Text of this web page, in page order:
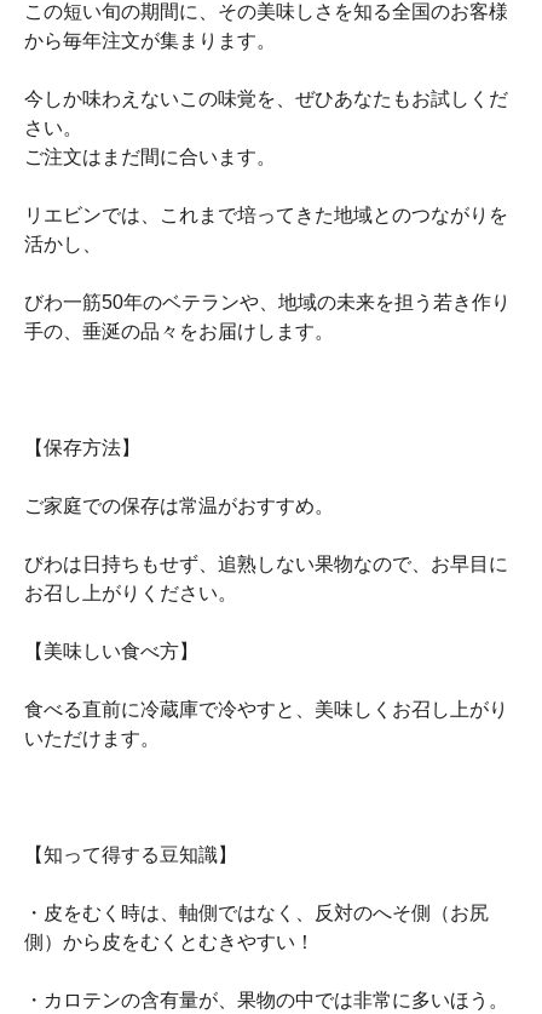
この短い旬の期間に、その美味しさを知る全国のお客様
から毎年注文が集まります。
今しか味わえないこの味覚を、ぜひあなたもお試しくだ
さい。
ご注文はまだ間に合います。
リエビンでは、これまで培ってきた地域とのつながりを
活かし、
びわ一筋50年のベテランや、地域の未来を担う若き作り
手の、垂涎の品々をお届けします。
【保存方法】
ご家庭での保存は常温がおすすめ。
びわは日持ちもせず、追熟しない果物なので、お早目に
お召し上がりください。
【美味しい食べ方】
食べる直前に冷蔵庫で冷やすと、美味しくお召し上がり
いただけます。
【知って得する豆知識】
・皮をむく時は、軸側ではなく、反対のへそ側（お尻
側）から皮をむくとむきやすい！
・カロテンの含有量が、果物の中では非常に多いほう。